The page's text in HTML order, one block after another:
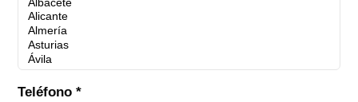
Teléfono *